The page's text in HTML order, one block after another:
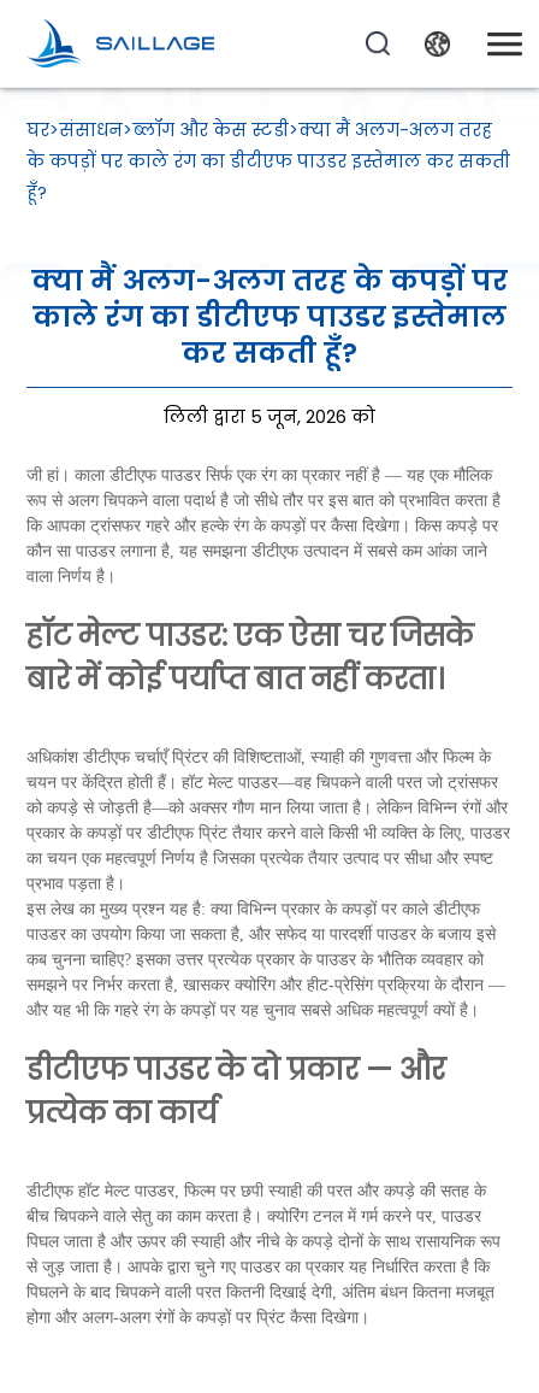
घर>संसाधन>ब्लॉग और केस स्टडी>क्या मैं अलग-अलग तरह
के कपड़ों पर काले रंग का डीटीएफ पाउडर इस्तेमाल कर सकती
हूँ?
क्या मैं अलग-अलग तरह के कपड़ों पर
काले रंग का डीटीएफ पाउडर इस्तेमाल
कर सकती हूँ?
लिली द्वारा 5 जून, 2026 को
जी हां। काला डीटीएफ पाउडर सिर्फ एक रंग का प्रकार नहीं है — यह एक मौलिक
रूप से अलग चिपकने वाला पदार्थ है जो सीधे तौर पर इस बात को प्रभावित करता है
कि आपका ट्रांसफर गहरे और हल्के रंग के कपड़ों पर कैसा दिखेगा। किस कपड़े पर
कौन सा पाउडर लगाना है, यह समझना डीटीएफ उत्पादन में सबसे कम आंका जाने
वाला निर्णय है।
हॉट मेल्ट पाउडर: एक ऐसा चर जिसके
बारे में कोई पर्याप्त बात नहीं करता।
अधिकांश डीटीएफ चर्चाएँ प्रिंटर की विशिष्टताओं, स्याही की गुणवत्ता और फिल्म के
चयन पर केंद्रित होती हैं। हॉट मेल्ट पाउडर—वह चिपकने वाली परत जो ट्रांसफर
को कपड़े से जोड़ती है—को अक्सर गौण मान लिया जाता है। लेकिन विभिन्न रंगों और
प्रकार के कपड़ों पर डीटीएफ प्रिंट तैयार करने वाले किसी भी व्यक्ति के लिए, पाउडर
का चयन एक महत्वपूर्ण निर्णय है जिसका प्रत्येक तैयार उत्पाद पर सीधा और स्पष्ट
प्रभाव पड़ता है।
इस लेख का मुख्य प्रश्न यह है: क्या विभिन्न प्रकार के कपड़ों पर काले डीटीएफ
पाउडर का उपयोग किया जा सकता है, और सफेद या पारदर्शी पाउडर के बजाय इसे
कब चुनना चाहिए? इसका उत्तर प्रत्येक प्रकार के पाउडर के भौतिक व्यवहार को
समझने पर निर्भर करता है, खासकर क्योरिंग और हीट-प्रेसिंग प्रक्रिया के दौरान —
और यह भी कि गहरे रंग के कपड़ों पर यह चुनाव सबसे अधिक महत्वपूर्ण क्यों है।
डीटीएफ पाउडर के दो प्रकार — और
प्रत्येक का कार्य
डीटीएफ हॉट मेल्ट पाउडर, फिल्म पर छपी स्याही की परत और कपड़े की सतह के
बीच चिपकने वाले सेतु का काम करता है। क्योरिंग टनल में गर्म करने पर, पाउडर
पिघल जाता है और ऊपर की स्याही और नीचे के कपड़े दोनों के साथ रासायनिक रूप
से जुड़ जाता है। आपके द्वारा चुने गए पाउडर का प्रकार यह निर्धारित करता है कि
पिघलने के बाद चिपकने वाली परत कितनी दिखाई देगी, अंतिम बंधन कितना मजबूत
होगा और अलग-अलग रंगों के कपड़ों पर प्रिंट कैसा दिखेगा।